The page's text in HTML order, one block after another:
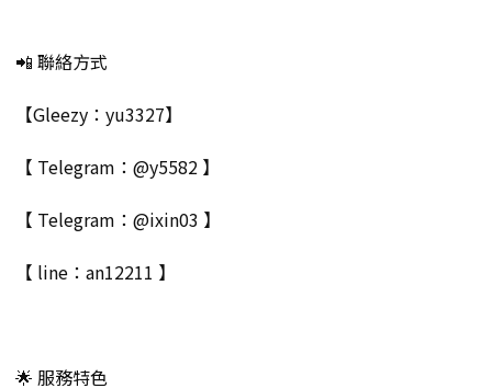
📲 聯絡方式
【Gleezy：yu3327】
【 Telegram：@y5582 】
【 Telegram：@ixin03 】
【 line：an12211 】
🌟 服務特色